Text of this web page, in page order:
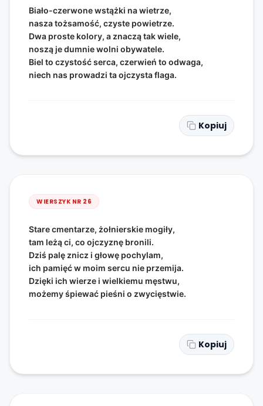
Biało-czerwone wstążki na wietrze,
nasza tożsamość, czyste powietrze.
Dwa proste kolory, a znaczą tak wiele,
noszą je dumnie wolni obywatele.
Biel to czystość serca, czerwień to odwaga,
niech nas prowadzi ta ojczysta flaga.
Kopiuj
WIERSZYK NR 26
Stare cmentarze, żołnierskie mogiły,
tam leżą ci, co ojczyznę bronili.
Dziś palę znicz i głowę pochylam,
ich pamięć w moim sercu nie przemija.
Dzięki ich wierze i wielkiemu męstwu,
możemy śpiewać pieśni o zwycięstwie.
Kopiuj